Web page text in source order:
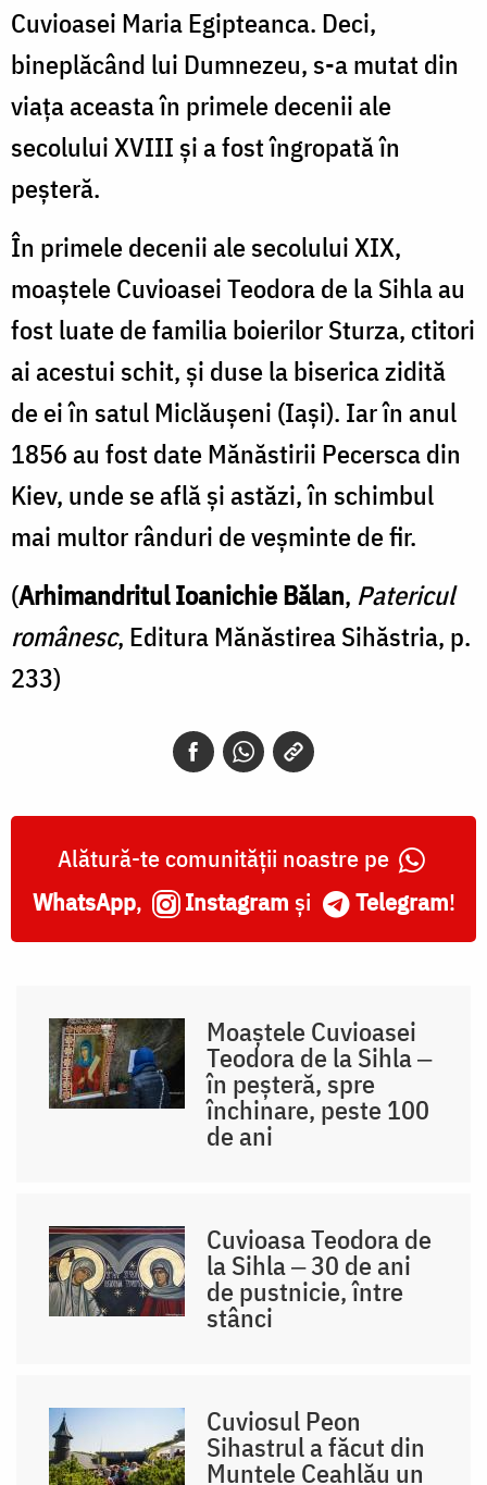
Cuvioasei Maria Egipteanca. Deci,
bineplăcând lui Dumnezeu, s-a mutat din
viaţa aceasta în primele decenii ale
secolului XVIII şi a fost îngropată în
peşteră.
În primele decenii ale secolului XIX,
moaştele Cuvioasei Teodora de la Sihla au
fost luate de familia boierilor Sturza, ctitori
ai acestui schit, şi duse la biserica zidită
de ei în satul Miclăuşeni (Iaşi). Iar în anul
1856 au fost date Mănăstirii Pecersca din
Kiev, unde se află şi astăzi, în schimbul
mai multor rânduri de veşminte de fir.
(Arhimandritul Ioanichie Bălan, Patericul
românesc, Editura Mănăstirea Sihăstria, p.
233)
Alătură-te comunității noastre pe
WhatsApp, Instagram și Telegram!
Moaștele Cuvioasei
Teodora de la Sihla ‒
în peșteră, spre
închinare, peste 100
de ani
Cuvioasa Teodora de
la Sihla ‒ 30 de ani
de pustnicie, între
stânci
Cuviosul Peon
Sihastrul a făcut din
Muntele Ceahlău un